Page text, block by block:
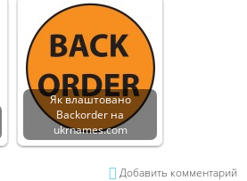
Як влаштовано
Backorder на
ukrnames.com
Добавить комментарий